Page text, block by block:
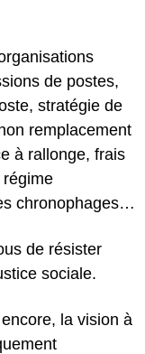
de postes,
stratégie de
remplacement
à rallonge, frais
chronophages…
de résister
sociale.
la vision à